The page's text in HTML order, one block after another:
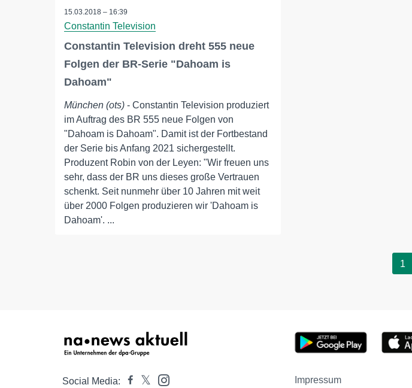
15.03.2018 – 16:39
Constantin Television
Constantin Television dreht 555 neue
Folgen der BR-Serie "Dahoam is
Dahoam"
München (ots) - Constantin Television produziert
im Auftrag des BR 555 neue Folgen von
"Dahoam is Dahoam". Damit ist der Fortbestand
der Serie bis Anfang 2021 sichergestellt.
Produzent Robin von der Leyen: "Wir freuen uns
sehr, dass der BR uns dieses große Vertrauen
schenkt. Seit nunmehr über 10 Jahren mit weit
über 2000 Folgen produzieren wir 'Dahoam is
Dahoam'. ...
1
Social Media: Impressum